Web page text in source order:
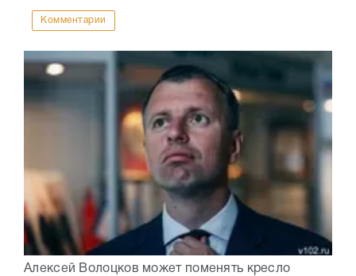
Комментарии
Алексей Волоцков может поменять кресло